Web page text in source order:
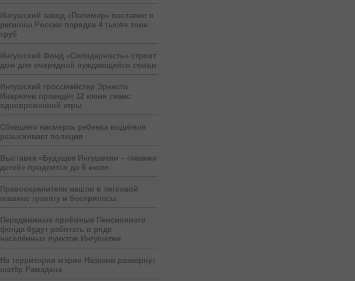
Ингушский завод «Полимер» поставил в
регионы России порядка 4 тысяч тонн
труб
Ингушский Фонд «Солидарность» строит
дом для очередной нуждающейся семьи
Ингушский гроссмейстер Эрнесто
Инаркиев проведёт 12 июня сеанс
одновременной игры
Сбившего насмерть ребенка водителя
разыскивает полиция
Выставка «Будущее Ингушетии – глазами
детей» продлится до 6 июля
Правоохранители нашли в легковой
машине гранату и боеприпасы
Передвижные приёмные Пенсионного
фонда будут работать в ряде
населённых пунктов Ингушетии
На территории мэрии Назрани развернут
шатёр Рамадана